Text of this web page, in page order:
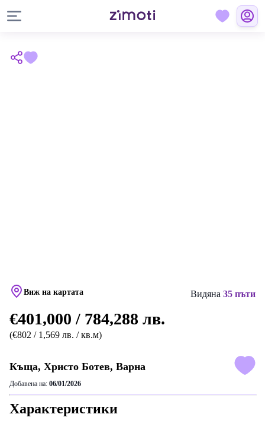
Виж на картата Видяна 35 пъти
€401,000 / 784,288 лв.
(€802 / 1,569 лв. / кв.м)
Къща, Христо Ботев, Варна
Добавена на: 06/01/2026
Характеристики